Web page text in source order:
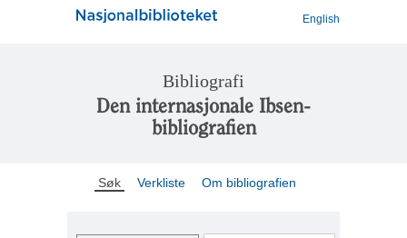
English
Bibliografi
Den internasjonale Ibsen-
bibliografien
Søk Verkliste Om bibliografien